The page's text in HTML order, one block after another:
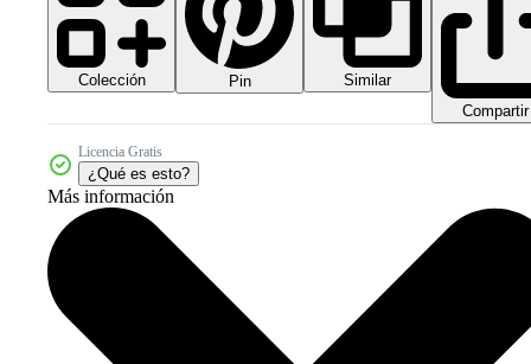
Colección Pin
Similar
Compartir
Licencia Gratis
¿Qué es esto?
Más información